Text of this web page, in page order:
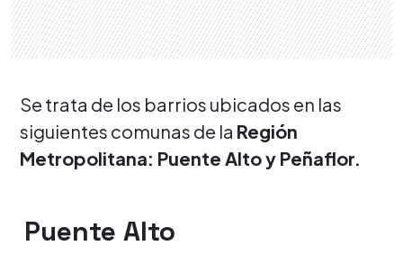
Se trata de los barrios ubicados en las
siguientes comunas de la Región
Metropolitana: Puente Alto y Peñaflor.
Puente Alto